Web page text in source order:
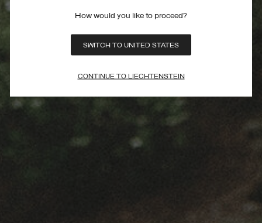
How would you like to proceed?
SWITCH TO UNITED STATES
CONTINUE TO LIECHTENSTEIN